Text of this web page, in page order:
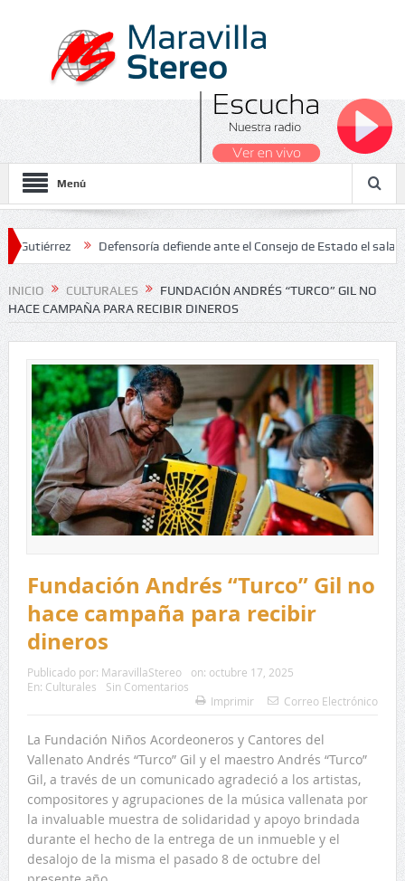
Menú
Defensoría defiende ante el Consejo de Estado el salario
INICIO CULTURALES
FUNDACIÓN ANDRÉS “TURCO” GIL NO
HACE CAMPAÑA PARA RECIBIR DINEROS
Fundación Andrés “Turco” Gil no
hace campaña para recibir
dineros
Publicado por: MaravillaStereo on: octubre 17, 2025
En: Culturales
Sin Comentarios
Imprimir
Correo Electrónico
La Fundación Niños Acordeoneros y Cantores del
Vallenato Andrés “Turco” Gil y el maestro Andrés “Turco”
Gil, a través de un comunicado agradeció a los artistas,
compositores y agrupaciones de la música vallenata por
la invaluable muestra de solidaridad y apoyo brindada
durante el hecho de la entrega de un inmueble y el
desalojo de la misma el pasado 8 de octubre del